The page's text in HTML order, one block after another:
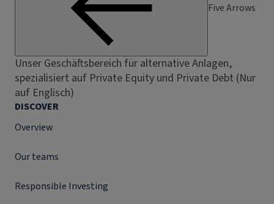
Five Arrows
Unser Geschäftsbereich für alternative Anlagen,
spezialisiert auf Private Equity und Private Debt (Nur
auf Englisch)
DISCOVER
Overview
Our teams
Responsible Investing